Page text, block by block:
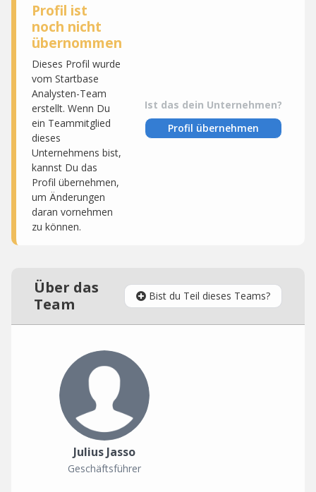
Profil ist
noch nicht
übernommen
Dieses Profil wurde
vom Startbase
Analysten-Team
erstellt. Wenn Du
ein Teammitglied
dieses
Unternehmens bist,
kannst Du das
Profil übernehmen,
um Änderungen
daran vornehmen
zu können.
Ist das dein Unternehmen?
Profil übernehmen
Über das
Team
Bist du Teil dieses Teams?
Julius Jasso
Geschäftsführer